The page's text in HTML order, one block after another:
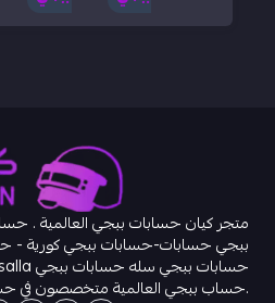
متجر كيان حسابات ببجي العالمية .
ببجي حسابات-حسابات ببجي كورية -
.حساب ببجي العالمية متخصصون في